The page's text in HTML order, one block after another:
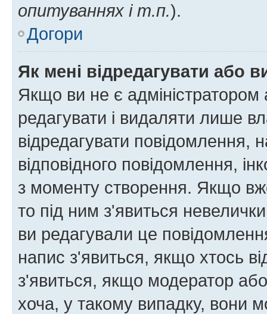
опитуваннях і т.п.).
Догори
Як мені відредагувати або
Якщо ви не є
редагувати і видаляти лише
відредагувати повідомлення,
відповідного повідомлення,
з моменту створення. Якщо
то під ним з'явиться
ви редагували це
напис з'явиться, якщо хтось
з'явиться, якщо модератор
хоча, у такому випадку, вони